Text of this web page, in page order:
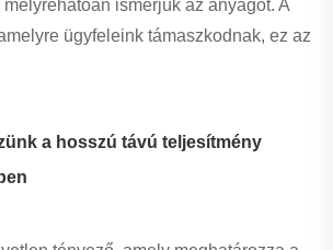
ismerjük az anyagot. A
ügyfeleink támaszkodnak, ez az
a hosszú távú teljesítmény